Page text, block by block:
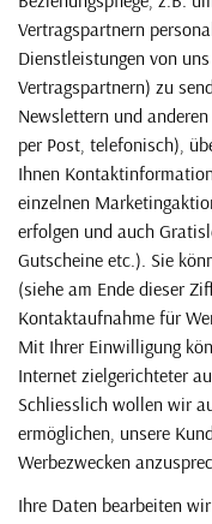
Vertragspartnern
Dienstleistungen von
Vertragspartnern) zu
Newslettern und
per Post, telefonisch),
Ihnen
einzelnen
erfolgen und auch
Gutscheine etc.). Sie
(siehe am Ende dieser
Kontaktaufnahme für
Mit Ihrer Einwilligung
Internet zielgerichteter
Schliesslich wollen wir
ermöglichen, unsere
Werbezwecken
Ihre Daten bearbeiten